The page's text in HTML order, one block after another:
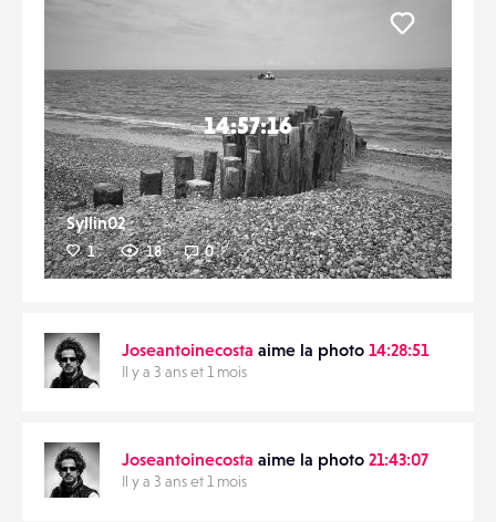
14:57:16
Syllin02
1 18 0
Joseantoinecosta aime la photo 14:28:51
Il y a 3 ans et 1 mois
Joseantoinecosta aime la photo 21:43:07
Il y a 3 ans et 1 mois